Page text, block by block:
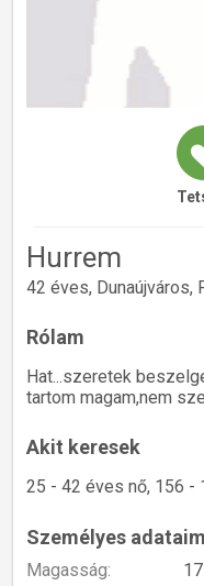
Hurrem
42 éves, Dunaújváros,
Rólam
Hat...szeretek
tartom magam,nem
Akit keresek
25 - 42 éves nő, 156 -
Személyes adataim
Magasság: